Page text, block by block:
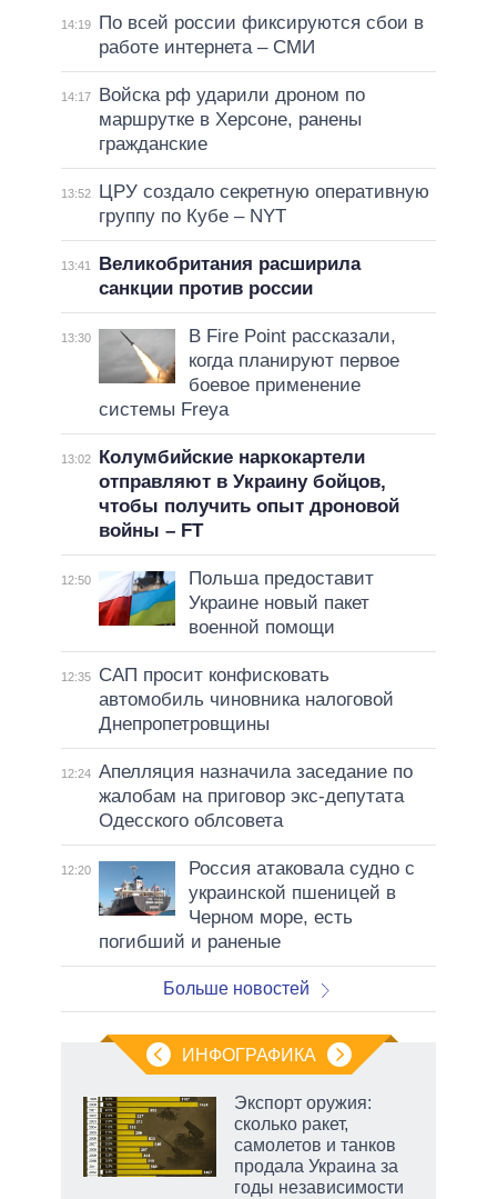
14:19
По всей россии фиксируются сбои в
работе интернета – СМИ
14:17
Войска рф ударили дроном по
маршрутке в Херсоне, ранены
гражданские
13:52
ЦРУ создало секретную оперативную
группу по Кубе – NYT
13:41
Великобритания расширила
санкции против россии
13:30
В Fire Point рассказали,
когда планируют первое
боевое применение
системы Freya
13:02
Колумбийские наркокартели
отправляют в Украину бойцов,
чтобы получить опыт дроновой
войны – FT
12:50
Польша предоставит
Украине новый пакет
военной помощи
12:35
САП просит конфисковать
автомобиль чиновника налоговой
Днепропетровщины
12:24 Апелляция назначила заседание по
жалобам на приговор экс-депутата
Одесского облсовета
12:20
Россия атаковала судно с
украинской пшеницей в
Черном море, есть
погибший и раненые
Больше новостей
ИНФОГРАФИКА
Экспорт оружия:
сколько ракет,
самолетов и танков
продала Украина за
годы независимости